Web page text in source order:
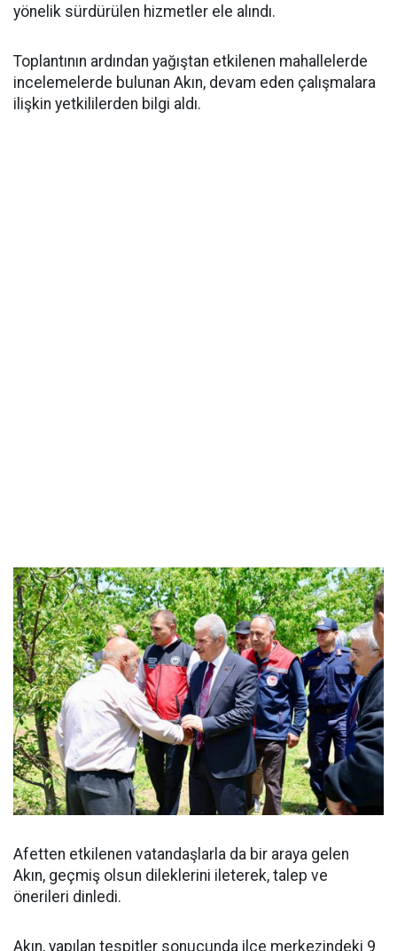
yönelik sürdürülen hizmetler ele alındı.
Toplantının ardından yağıştan etkilenen mahallelerde
incelemelerde bulunan Akın, devam eden çalışmalara
ilişkin yetkililerden bilgi aldı.
Afetten etkilenen vatandaşlarla da bir araya gelen
Akın, geçmiş olsun dileklerini ileterek, talep ve
önerileri dinledi.
Akın, yapılan tespitler sonucunda ilçe merkezindeki 9